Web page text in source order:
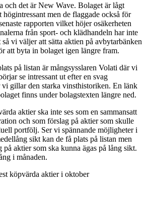
och det är New Wave. Bolaget är lågt
men de flaggade också för
rapporten vilket höjer osäkerheten
från sport- och klädhandeln har inte
vi väljer att sätta aktien på avbytarbänken
att byta in bolaget igen längre fram.
på listan är mångsysslaren Volati där vi
se intressant ut efter en svag
gillar den starka vinsthistoriken. En länk
finns under bolagstexten längre ned.
aktier ska inte ses som en sammansatt
och som förslag på aktier som skulle
portfölj. Ser vi spännande möjligheter i
sikt kan de få plats på listan men
aktier som ska kunna ägas på lång sikt.
i månaden.
köpvärda aktier i oktober